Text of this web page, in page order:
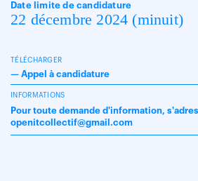
Date limite de candidature
22 décembre 2024 (minuit)
TÉLÉCHARGER
— Appel à candidature
INFORMATIONS
Pour toute demande d'information,
openitcollectif@gmail.com